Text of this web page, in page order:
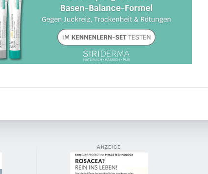
ANZEIGE